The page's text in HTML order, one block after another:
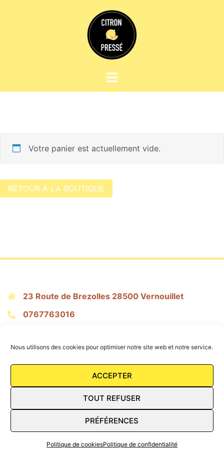
Nous utilisons des cookies pour optimiser notre site web et notre service.
ACCEPTER
TOUT REFUSER
PRÉFÉRENCES
Politique de cookiesPolitique de confidentialité
Votre panier est actuellement vide.
RETOUR À LA BOUTIQUE
23 Route de Brezolles 28500 Vernouillet
0767763016
Mentions Légales
Conditions Générales de vente
FAQ